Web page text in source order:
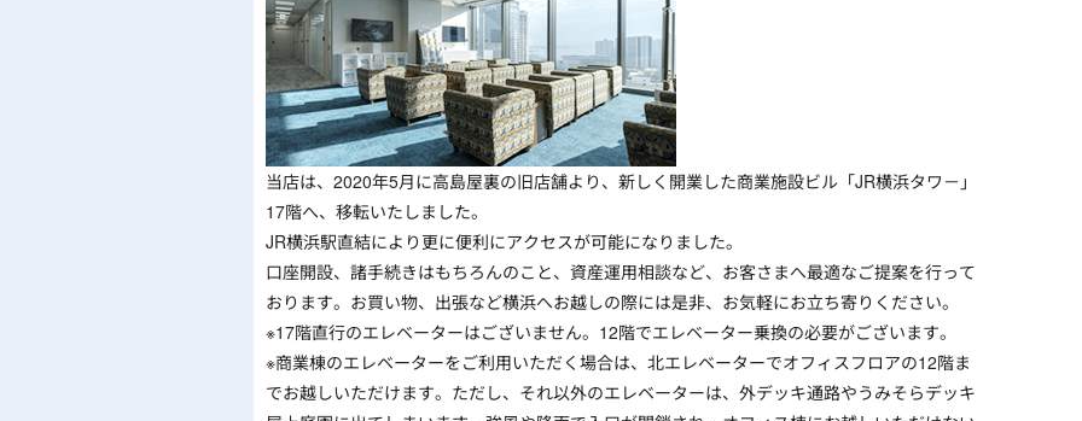
当店は、2020年5月に高島屋裏の旧店舗より、新しく開業した商業施設ビル「JR横浜タワ－」
17階へ、移転いたしました。
JR横浜駅直結により更に便利にアクセスが可能になりました。
口座開設、諸手続きはもちろんのこと、資産運用相談など、お客さまへ最適なご提案を行って
おります。お買い物、出張など横浜へお越しの際には是非、お気軽にお立ち寄りください。
※17階直行のエレベーターはございません。12階でエレベーター乗換の必要がございます。
※商業棟のエレベーターをご利用いただく場合は、北エレベーターでオフィスフロアの12階ま
でお越しいただけます。ただし、それ以外のエレベーターは、外デッキ通路やうみそらデッキ